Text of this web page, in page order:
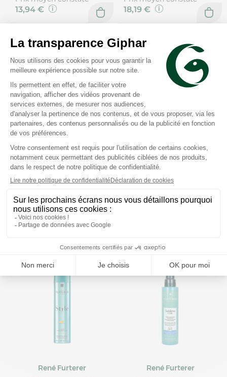
13,94 € 18,19 €
René Furterer
Tonucia shampooing
repulpant 250ml
Prix moyen constaté
14,36 €
René Furterer
Color Glow masque éclat
réparateur cheveux
René Furterer
René Furterer